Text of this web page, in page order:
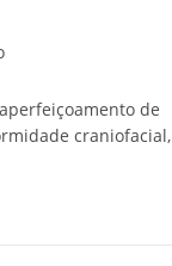
de
craniofacial,